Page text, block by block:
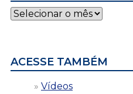
Notícias
por
ACESSE TAMBÉM
Vídeos